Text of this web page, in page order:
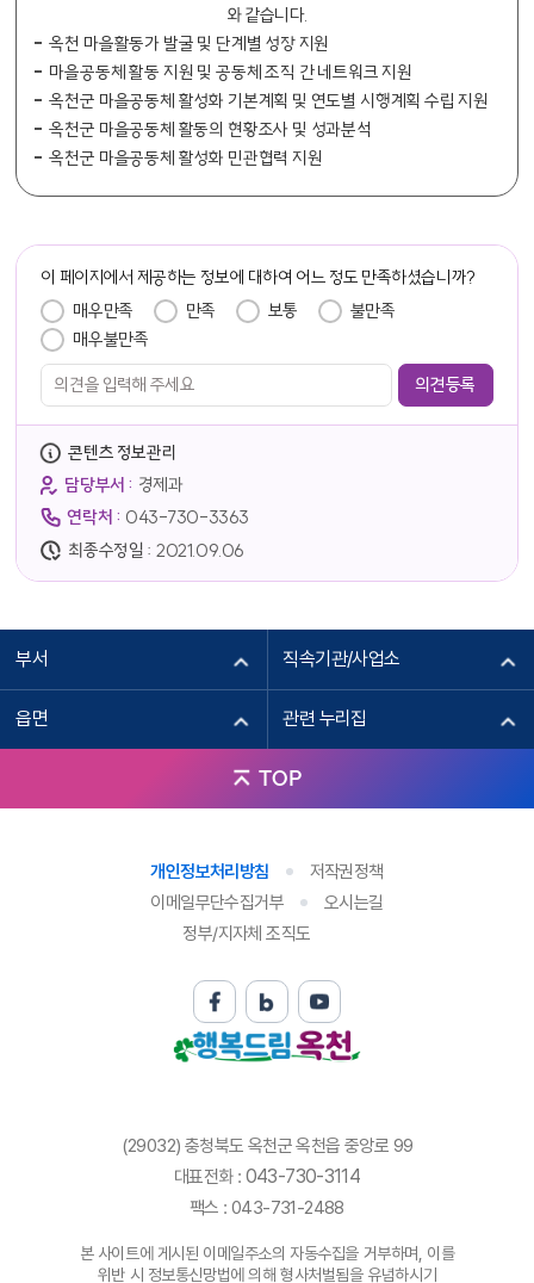
와 같습니다.
옥천 마을활동가 발굴 및 단계별 성장 지원
마을공동체 활동 지원 및 공동체 조직 간 네트워크 지원
옥천군 마을공동체 활성화 기본계획 및 연도별 시행계획 수립 지원
옥천군 마을공동체 활동의 현황조사 및 성과분석
옥천군 마을공동체 활성화 민관협력 지원
이 페이지에서 제공하는 정보에 대하여 어느 정도 만족하셨습니까?
매우만족 만족 보통
불만족
매우불만족
콘텐츠 정보관리
담당부서 : 경제과
연락처 : 043-730-3363
최종수정일 : 2021.09.06
부서 직속기관/사업소
읍면 관련 누리집
TOP
개인정보처리방침
저작권정책
이메일무단수집거부
오시는길
정부/지자체 조직도
(29032) 충청북도 옥천군 옥천읍 중앙로 99
대표전화 : 043-730-3114
팩스 : 043-731-2488
본 사이트에 게시된 이메일주소의 자동수집을 거부하며, 이를
위반 시 정보통신망법에 의해 형사처벌됨을 유념하시기